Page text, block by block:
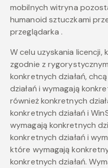
mobilnych witryna
humanoid sztuczkami
przeglądarka .
W celu uzyskania licencji,
zgodnie z
konkretnych działań,
działań i wymagają
również konkretnych
konkretnych działań i
wymagają konkretnych
konkretnych działań i
które wymagają
konkretnych działań.